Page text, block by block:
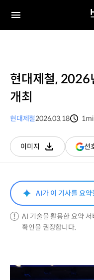
전체
현대제철, 2026
개최
현대제철2026.03.18
이미지
다운로드
선
AI가 이 기사를 요약
AI 기술을 활용한 요약
확인을 권장합니다.